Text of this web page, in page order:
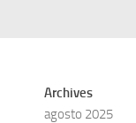
Archives
agosto 2025